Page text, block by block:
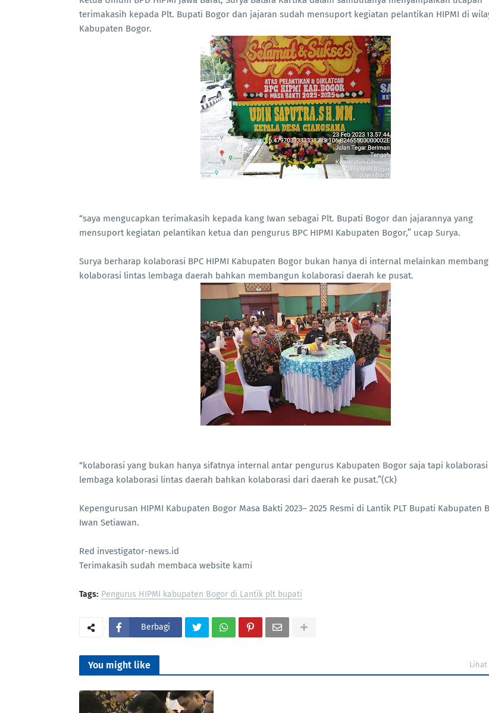
terimakasih kepada Plt. Bupati Bogor dan jajaran sudah mensuport kegiatan pelantikan HIPMI di
Kabupaten Bogor.
“saya mengucapkan terimakasih kepada kang Iwan sebagai Plt. Bupati Bogor dan jajarannya yang
mensuport kegiatan pelantikan ketua dan pengurus BPC HIPMI Kabupaten Bogor,” ucap Surya.
Surya berharap kolaborasi BPC HIPMI Kabupaten Bogor bukan hanya di internal melainkan
kolaborasi lintas lembaga daerah bahkan membangun kolaborasi daerah ke pusat.
“kolaborasi yang bukan hanya sifatnya internal antar pengurus Kabupaten Bogor saja tapi
lembaga kolaborasi lintas daerah bahkan kolaborasi dari daerah ke pusat.”(Ck)
Kepengurusan HIPMI Kabupaten Bogor Masa Bakti 2023– 2025 Resmi di Lantik PLT Bupati Kabupaten
Iwan Setiawan.
Red investigator-news.id
Terimakasih sudah membaca website kami
Tags: Pengurus HIPMI kabupaten Bogor di Lantik plt bupati
Berbagi
You might like Lihat